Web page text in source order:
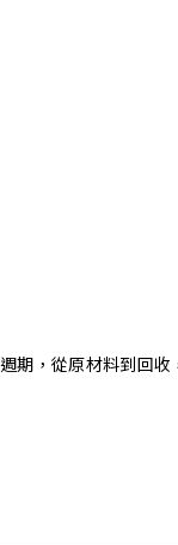
，從原材料到